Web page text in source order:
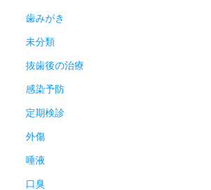
歯みがき
未分類
抜歯後の治療
感染予防
定期検診
外傷
唾液
口臭